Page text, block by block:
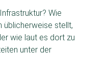
Wie
üblicherweise stellt,
wie laut es dort zu
unter der